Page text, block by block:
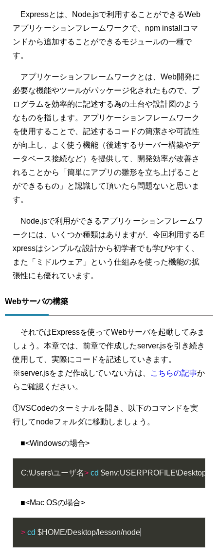
Expressとは、Node.jsで利用することができるWeb
アプリケーションフレームワークで、npm installコマ
ンドから追加することができるモジュールの一種で
す。
アプリケーションフレームワークとは、Web開発に
必要な機能やツールがパッケージ化されたもので、プ
ログラムを効率的に記述する為の土台や設計図のよう
なものを指します。アプリケーションフレームワーク
を使用することで、記述するコードの簡潔さや可読性
が向上し、よく使う機能（後述するサーバー構築やデ
ータベース接続など）を提供して、開発効率が改善さ
れることから「簡単にアプリの雛形を立ち上げること
ができるもの」と認識して頂いたら問題ないと思いま
す。
Node.jsで利用ができるアプリケーションフレームワ
ークには、いくつか種類はありますが、今回利用するE
xpressはシンプルな設計から初学者でも学びやすく、
また「ミドルウェア」という仕組みを使った機能の拡
張性にも優れています。
Webサーバの構築
それではExpressを使ってWebサーバを起動してみま
しょう。本章では、前章で作成したserver.jsを引き続き
使用して、実際にコードを記述していきます。
※server.jsをまだ作成していない方は、
こちらの記事か
らご確認ください。
①VSCodeのターミナルを開き、以下のコマンドを実
行してnodeフォルダに移動しましょう。
■<Windowsの場合>
C:\Users\ユーザ名> cd $env
■<Mac OSの場合>
> cd $HOME/Desktop/lesson/node